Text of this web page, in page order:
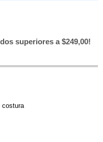
superiores a $249,00!
costura